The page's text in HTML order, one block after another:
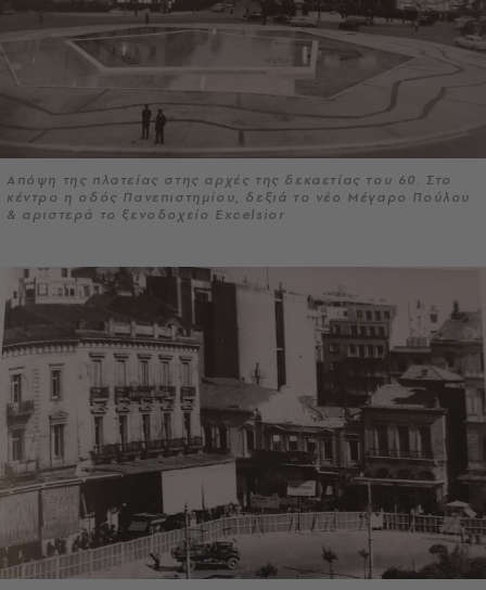
Απόψη της πλατείας στης αρχές της δεκαετίας του 60. Στο
κέντρο η οδός Πανεπιστημίου, δεξιά το νέο Μέγαρο Πούλου
& αριστερά το ξενοδοχείο Excelsior